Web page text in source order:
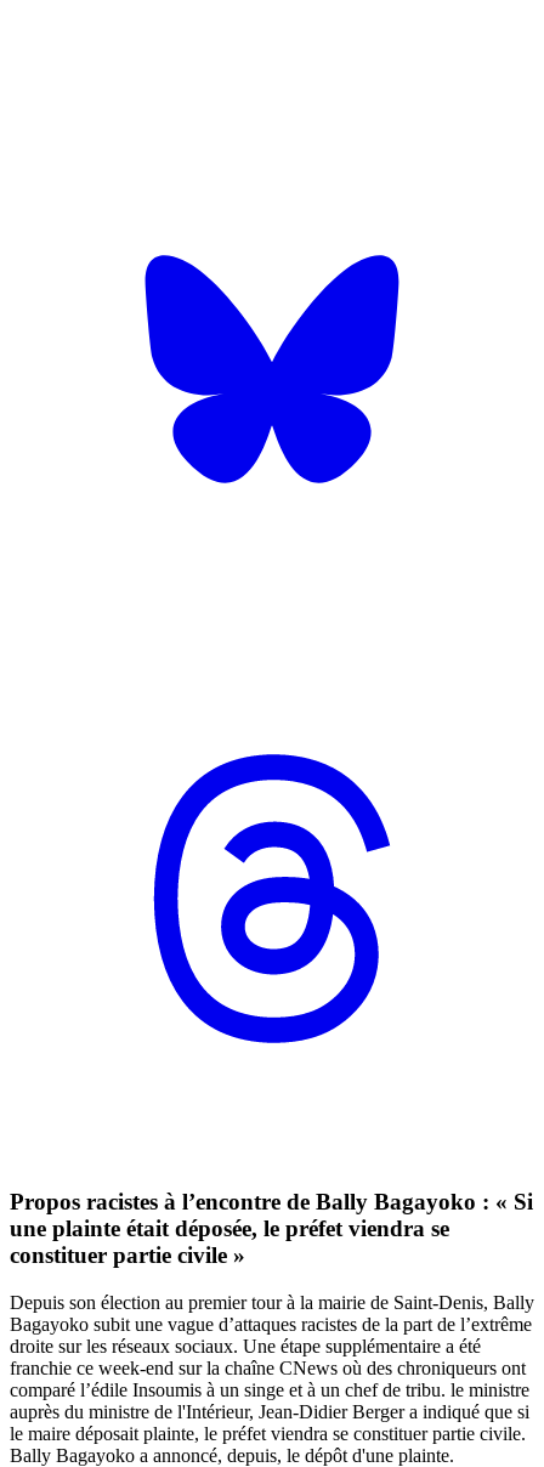
Propos racistes à l’encontre de Bally Bagayoko : « Si
une plainte était déposée, le préfet viendra se
constituer partie civile »
Depuis son élection au premier tour à la mairie de Saint-Denis, Bally
Bagayoko subit une vague d’attaques racistes de la part de l’extrême
droite sur les réseaux sociaux. Une étape supplémentaire a été
franchie ce week-end sur la chaîne CNews où des chroniqueurs ont
comparé l’édile Insoumis à un singe et à un chef de tribu. le ministre
auprès du ministre de l'Intérieur, Jean-Didier Berger a indiqué que si
le maire déposait plainte, le préfet viendra se constituer partie civile.
Bally Bagayoko a annoncé, depuis, le dépôt d'une plainte.